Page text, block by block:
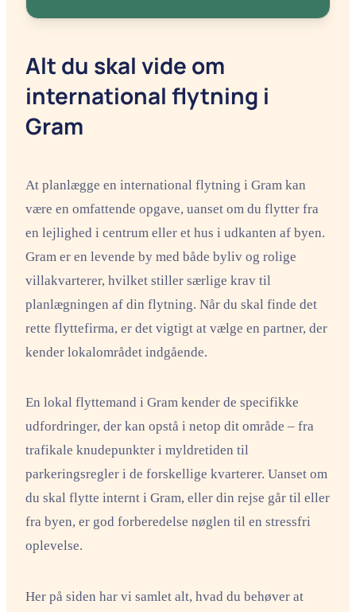
Alt du skal vide om
international flytning i
Gram
At planlægge en international flytning i Gram kan
være en omfattende opgave, uanset om du flytter fra
en lejlighed i centrum eller et hus i udkanten af byen.
Gram er en levende by med både byliv og rolige
villakvarterer, hvilket stiller særlige krav til
planlægningen af din flytning. Når du skal finde det
rette flyttefirma, er det vigtigt at vælge en partner, der
kender lokalområdet indgående.
En lokal flyttemand i Gram kender de specifikke
udfordringer, der kan opstå i netop dit område – fra
trafikale knudepunkter i myldretiden til
parkeringsregler i de forskellige kvarterer. Uanset om
du skal flytte internt i Gram, eller din rejse går til eller
fra byen, er god forberedelse nøglen til en stressfri
oplevelse.
Her på siden har vi samlet alt, hvad du behøver at